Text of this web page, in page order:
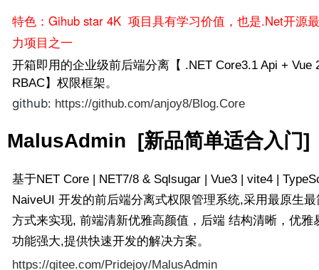
特色：Gihub star 4K 项目具有学习价值，也是.Net开源
力项目之一
开箱即用的企业级前后端分离【 .NET Core3.1 Api + Vue
RBAC】权限框架。
github: https://github.com/anjoy8/Blog.Core
MalusAdmin [新品简单适合入门]
基于NET Core | NET7/8 & Sqlsugar | Vue3 | vite4 |
NaiveUI 开发的前后端分离式权限管理系统,采用最原生
方式来实现, 前端清新优雅高颜值，后端 结构清晰，优雅
功能强大,提供快速开发的解决方案。
https://gitee.com/Pridejoy/MalusAdmin